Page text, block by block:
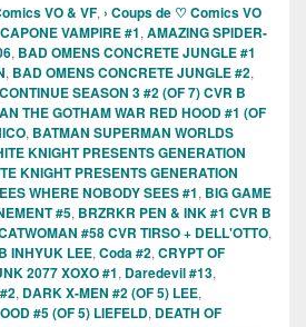
VO & VF, › Coups de ♡ Comics VO
VAMPIRE #1, AMAZING SPIDER-
, BAD OMENS CONCRETE JUNGLE #1
, BAD OMENS CONCRETE JUNGLE #2,
SEASON 3 #2 (OF 7) CVR B
THE GOTHAM WAR RED HOOD #1 (OF
, BATMAN SUPERMAN WORLDS
KNIGHT PRESENTS GENERATION
KNIGHT PRESENTS GENERATION
WHERE NOBODY SEES #1, BIG GAME
#5, BRZRKR PEN & INK #1 CVR B
#58 CVR TIRSO + DELL'OTTO,
INHYUK LEE, Coda #2, CRYPT OF
2077 XOXO #1, Daredevil #13,
, DARK X-MEN #2 (OF 5) LEE,
#5 (OF 5) LIEFELD, DEATH OF